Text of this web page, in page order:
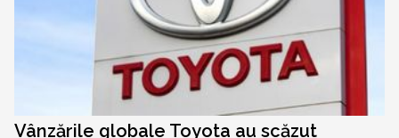
Vânzările globale Toyota au scăzut